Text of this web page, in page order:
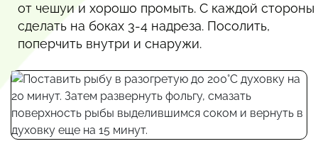
от чешуи и хорошо промыть. С каждой стороны
сделать на боках 3-4 надреза. Посолить,
поперчить внутри и снаружи.